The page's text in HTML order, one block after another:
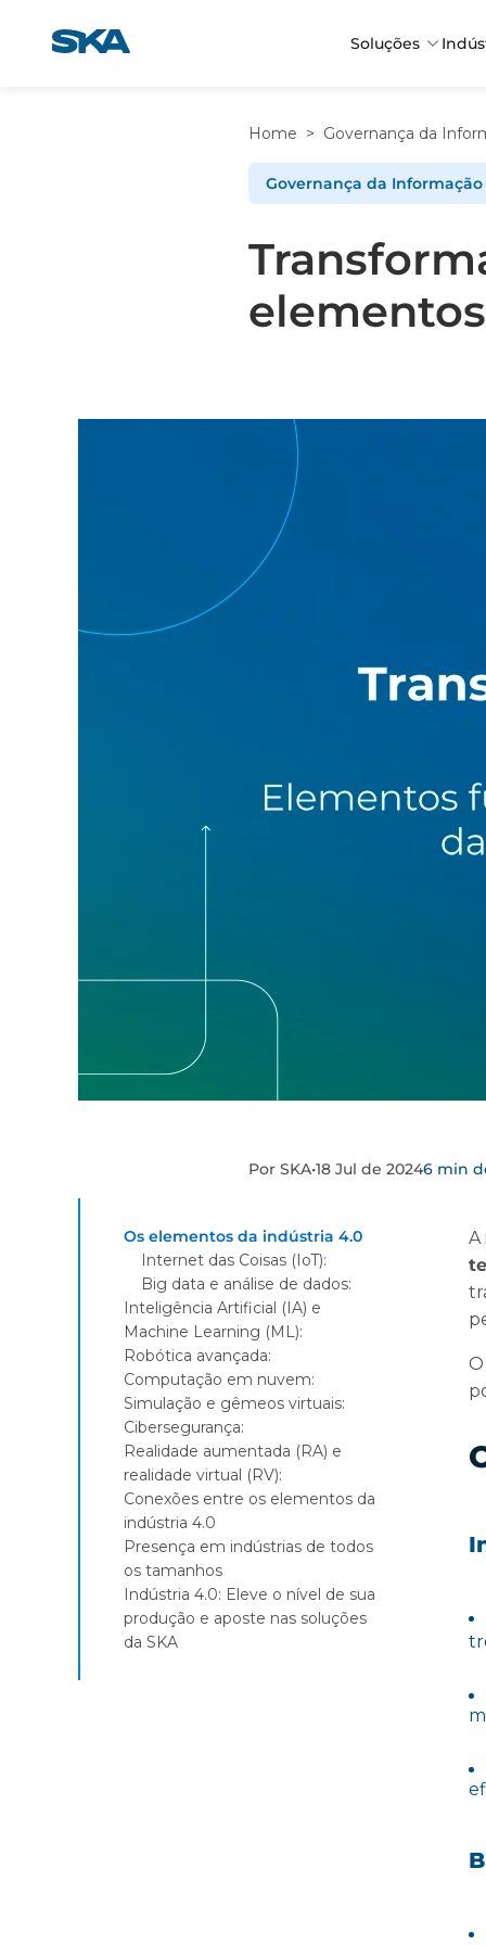
Soluções
Home > Governança da
Governança da Informação
Por SKA•18 Jul de 20246 min
Os elementos da indústria 4.0
Internet das Coisas (IoT):
Big data e análise de dados:
Inteligência Artificial (IA) e
Machine Learning (ML):
Robótica avançada:
Computação em nuvem:
Simulação e gêmeos virtuais:
Cibersegurança:
Realidade aumentada (RA) e
realidade virtual (RV):
Conexões entre os elementos da
indústria 4.0
Presença em indústrias de todos
os tamanhos
Indústria 4.0: Eleve o nível de sua
produção e aposte nas soluções
da SKA
A